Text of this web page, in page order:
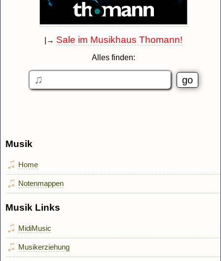
|→ Sale im Musikhaus Thomann!
Alles finden:
Musik
Home
Notenmappen
Musik Links
MidiMusic
Musikerziehung